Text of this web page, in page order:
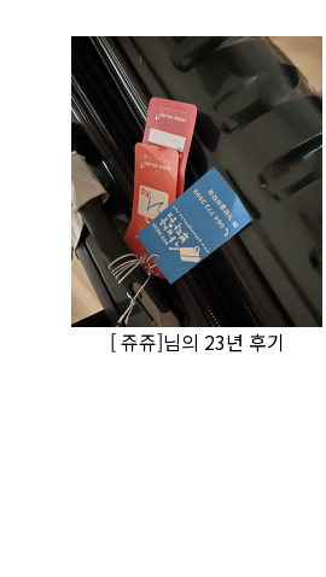
[ 쥬쥬]님의 23년 후기